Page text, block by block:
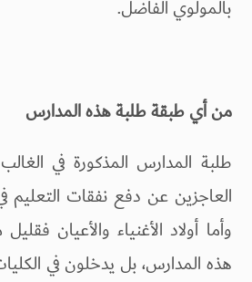
بالمولوي الفاضل.
من أي طبقة طلبة هذه المدارس
طلبة المدارس المذكورة في
العاجزين عن دفع نفقات التعليم
وأما أولاد الأغنياء والأعيان
هذه المدارس، بل يدخلون في